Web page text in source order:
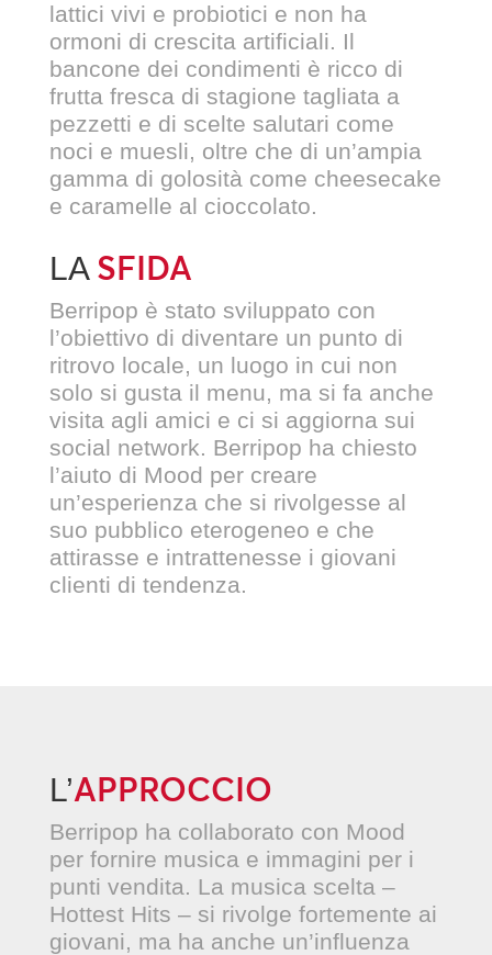
lattici vivi e probiotici e non ha
ormoni di crescita artificiali. Il
bancone dei condimenti è ricco di
frutta fresca di stagione tagliata a
pezzetti e di scelte salutari come
noci e muesli, oltre che di un’ampia
gamma di golosità come cheesecake
e caramelle al cioccolato.
LA SFIDA
Berripop è stato sviluppato con
l’obiettivo di diventare un punto di
ritrovo locale, un luogo in cui non
solo si gusta il menu, ma si fa anche
visita agli amici e ci si aggiorna sui
social network. Berripop ha chiesto
l’aiuto di Mood per creare
un’esperienza che si rivolgesse al
suo pubblico eterogeneo e che
attirasse e intrattenesse i giovani
clienti di tendenza.
L’APPROCCIO
Berripop ha collaborato con Mood
per fornire musica e immagini per i
punti vendita. La musica scelta –
Hottest Hits – si rivolge fortemente ai
giovani, ma ha anche un’influenza